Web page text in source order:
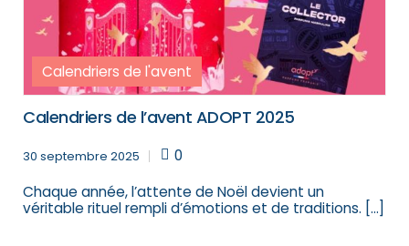
Calendriers de l'avent
Calendriers de l’avent ADOPT 2025
30 septembre 2025
0
Chaque année, l’attente de Noël devient un
véritable rituel rempli d’émotions et de traditions. […]